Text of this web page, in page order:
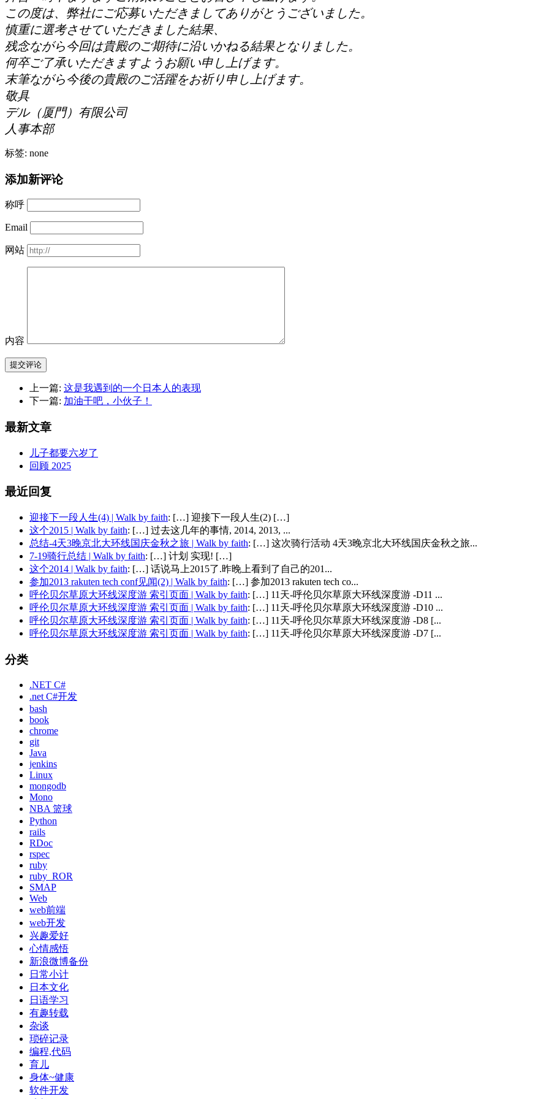
この度は、弊社にご応募いただきましてありがとうございました。
慎重に選考させていただきました結果、
残念ながら今回は貴殿のご期待に沿いかねる結果となりました。
何卒ご了承いただきますようお願い申し上げます。
末筆ながら今後の貴殿のご活躍をお祈り申し上げます。
敬具
デル（厦門）有限公司
人事本部
标签: none
添加新评论
称呼
Email
网站
内容
提交评论
上一篇: 这是我遇到的一个日本人的表现
下一篇: 加油干吧，小伙子！
最新文章
儿子都要六岁了
回顾 2025
最近回复
迎接下一段人生(4) | Walk by faith: […] 迎接下一段人生(2) […]
这个2015 | Walk by faith: […] 过去这几年的事情, 2014, 2013, ...
总结-4天3晚京北大环线国庆金秋之旅 | Walk by faith: […] 这次骑行活动 4天3晚京北大环线国庆金秋之旅...
7-19骑行总结 | Walk by faith: […] 计划 实现! […]
这个2014 | Walk by faith: […] 话说马上2015了.昨晚上看到了自己的201...
参加2013 rakuten tech conf见闻(2) | Walk by faith: […] 参加2013 rakuten tech co...
呼伦贝尔草原大环线深度游 索引页面 | Walk by faith: […] 11天-呼伦贝尔草原大环线深度游 -D11 ...
呼伦贝尔草原大环线深度游 索引页面 | Walk by faith: […] 11天-呼伦贝尔草原大环线深度游 -D10 ...
呼伦贝尔草原大环线深度游 索引页面 | Walk by faith: […] 11天-呼伦贝尔草原大环线深度游 -D8 [...
呼伦贝尔草原大环线深度游 索引页面 | Walk by faith: […] 11天-呼伦贝尔草原大环线深度游 -D7 [...
分类
.NET C#
.net C#开发
bash
book
chrome
git
Java
jenkins
Linux
mongodb
Mono
NBA 篮球
Python
rails
RDoc
rspec
ruby
ruby_ROR
SMAP
Web
web前端
web开发
兴趣爱好
心情感悟
新浪微博备份
日常小计
日本文化
日语学习
有趣转载
杂谈
琐碎记录
编程,代码
育儿
身体~健康
软件开发